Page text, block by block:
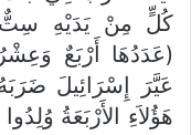
كُلٍّ مِنْ يَدَيْهِ
(عَدَدُهَا أَرْبَعٌ
عَيَّرَ إِسْرَائِيلَ
هَؤُلاَءِ الأَرْبَعَةُ